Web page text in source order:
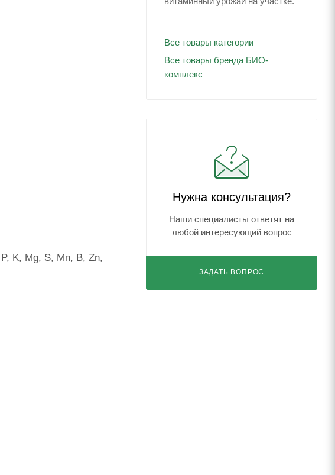
K, Mg, S, Mn, B, Zn,
Все товары категории
Все товары бренда БИО-
комплекс
Нужна консультация?
Наши специалисты ответят на
любой интересующий вопрос
ЗАДАТЬ ВОПРОС